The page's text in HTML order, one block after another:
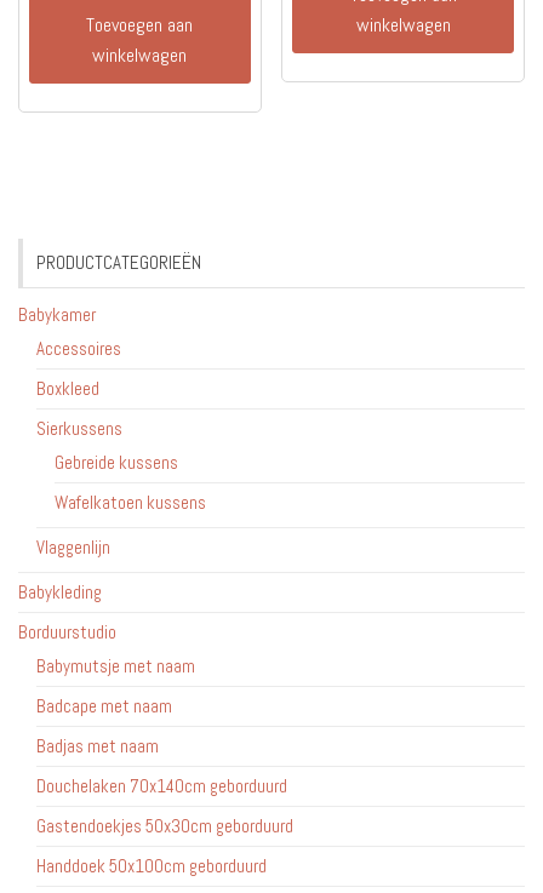
Toevoegen aan
winkelwagen
winkelwagen
PRODUCTCATEGORIEËN
Babykamer
Accessoires
Boxkleed
Sierkussens
Gebreide kussens
Wafelkatoen kussens
Vlaggenlijn
Babykleding
Borduurstudio
Babymutsje met naam
Badcape met naam
Badjas met naam
Douchelaken 70x140cm geborduurd
Gastendoekjes 50x30cm geborduurd
Handdoek 50x100cm geborduurd